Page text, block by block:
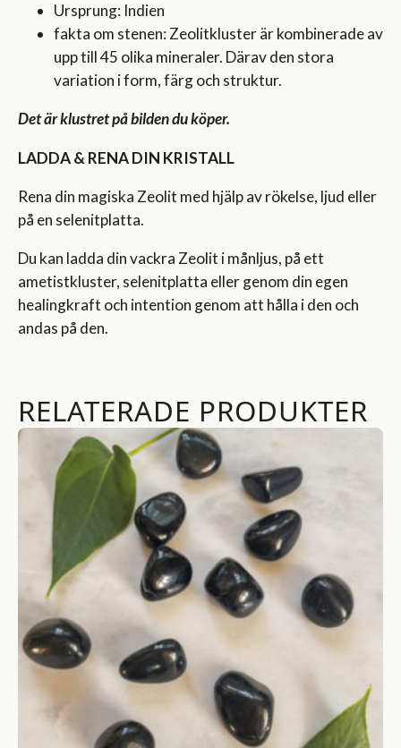
Ursprung: Indien
fakta om stenen: Zeolitkluster är kombinerade av
upp till 45 olika mineraler. Därav den stora
variation i form, färg och struktur.
Det är klustret på bilden du köper.
LADDA & RENA DIN KRISTALL
Rena din magiska Zeolit med hjälp av rökelse, ljud eller
på en selenitplatta.
Du kan ladda din vackra Zeolit i månljus, på ett
ametistkluster, selenitplatta eller genom din egen
healingkraft och intention genom att hålla i den och
andas på den.
RELATERADE PRODUKTER